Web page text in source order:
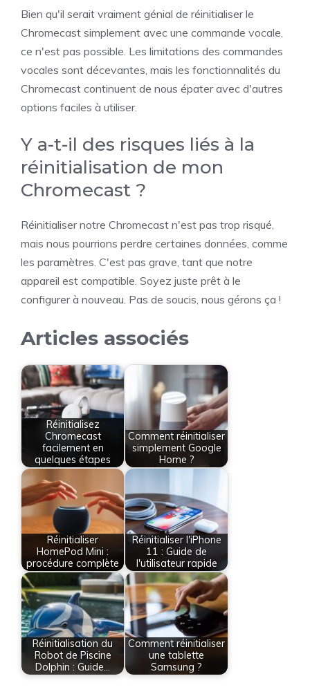
Bien qu'il serait vraiment génial de réinitialiser le
Chromecast simplement avec une commande vocale,
ce n'est pas possible. Les limitations des commandes
vocales sont décevantes, mais les fonctionnalités du
Chromecast continuent de nous épater avec d'autres
options faciles à utiliser.
Y a-t-il des risques liés à la
réinitialisation de mon
Chromecast ?
Réinitialiser notre Chromecast n'est pas trop risqué,
mais nous pourrions perdre certaines données, comme
les paramètres. C'est pas grave, tant que notre
appareil est compatible. Soyez juste prêt à le
configurer à nouveau. Pas de soucis, nous gérons ça !
Articles associés
Réinitialisez
Chromecast
facilement en
quelques étapes
Comment réinitialiser
simplement Google
Home ?
Réinitialiser
HomePod Mini :
procédure complète
Réinitialiser l'iPhone
11 : Guide de
l'utilisateur rapide
Réinitialisation du
Robot de Piscine
Dolphin : Guide…
Comment réinitialiser
une tablette
Samsung ?